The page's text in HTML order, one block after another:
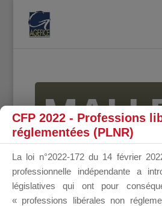
CFP 2022 - Professions
réglementées (PLNR)
La loi n°2022-172 du 14 février
professionnelle indépendante a
législatives qui ont pour
« professions libérales non